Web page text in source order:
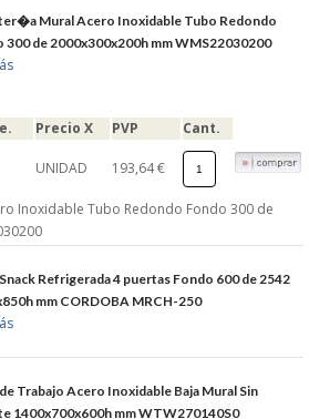
Mural Acero Inoxidable Tubo Redondo
300 de 2000x300x200h mm WMS22030200
Precio X PVP Cant.
UNIDAD 193,64 €
Inoxidable Tubo Redondo Fondo 300 de
Refrigerada 4 puertas Fondo 600 de 2542
mm CORDOBA MRCH-250
Trabajo Acero Inoxidable Baja Mural Sin
1400x700x600h mm WTW270140S0